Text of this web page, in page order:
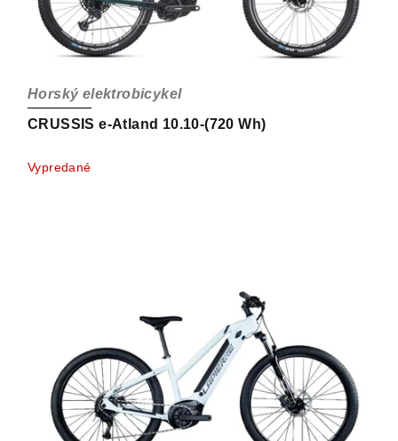
CRUSSIS e-Atland 10.10-(720 Wh)
Horský elektrobicykel
Vypredané